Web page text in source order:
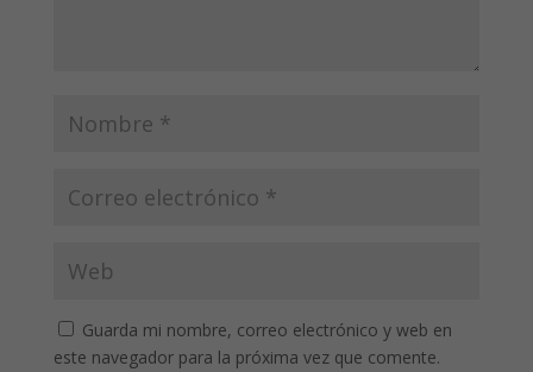
Guarda mi nombre, correo electrónico y web en
este navegador para la próxima vez que comente.